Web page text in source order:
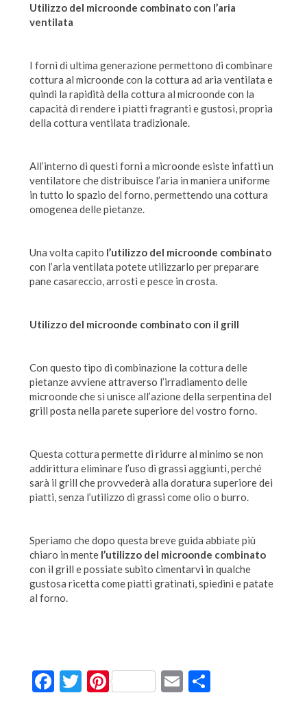
Utilizzo del microonde combinato con l’aria
ventilata
I forni di ultima generazione permettono di combinare
cottura al microonde con la cottura ad aria ventilata e
quindi la rapidità della cottura al microonde con la
capacità di rendere i piatti fragranti e gustosi, propria
della cottura ventilata tradizionale.
All’interno di questi forni a microonde esiste infatti un
ventilatore che distribuisce l’aria in maniera uniforme
in tutto lo spazio del forno, permettendo una cottura
omogenea delle pietanze.
Una volta capito l’utilizzo del microonde combinato
con l’aria ventilata potete utilizzarlo per preparare
pane casareccio, arrosti e pesce in crosta.
Utilizzo del microonde combinato con il grill
Con questo tipo di combinazione la cottura delle
pietanze avviene attraverso l’irradiamento delle
microonde che si unisce all’azione della serpentina del
grill posta nella parete superiore del vostro forno.
Questa cottura permette di ridurre al minimo se non
addirittura eliminare l’uso di grassi aggiunti, perché
sarà il grill che provvederà alla doratura superiore dei
piatti, senza l’utilizzo di grassi come olio o burro.
Speriamo che dopo questa breve guida abbiate più
chiaro in mentel’utilizzo del microonde combinato
con il grill e possiate subito cimentarvi in qualche
gustosa ricetta come piatti gratinati, spiedini e patate
al forno.
Facebook
Twitter
PinterestEmailCondividi